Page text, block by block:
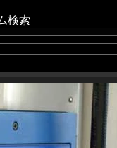
検索